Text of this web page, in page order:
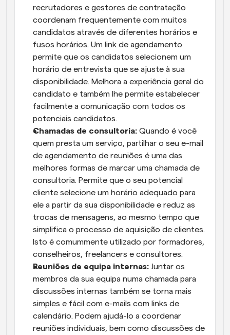
recrutadores e gestores de contratação
coordenam frequentemente com muitos
candidatos através de diferentes horários e
fusos horários. Um link de agendamento
permite que os candidatos selecionem um
horário de entrevista que se ajuste à sua
disponibilidade. Melhora a experiência geral do
candidato e também lhe permite estabelecer
facilmente a comunicação com todos os
potenciais candidatos.
Chamadas de consultoria: Quando é você
quem presta um serviço, partilhar o seu e-mail
de agendamento de reuniões é uma das
melhores formas de marcar uma chamada de
consultoria. Permite que o seu potencial
cliente selecione um horário adequado para
ele a partir da sua disponibilidade e reduz as
trocas de mensagens, ao mesmo tempo que
simplifica o processo de aquisição de clientes.
Isto é comummente utilizado por formadores,
conselheiros, freelancers e consultores.
Reuniões de equipa internas: Juntar os
membros da sua equipa numa chamada para
discussões internas também se torna mais
simples e fácil com e-mails com links de
calendário. Podem ajudá-lo a coordenar
reuniões individuais, bem como discussões de